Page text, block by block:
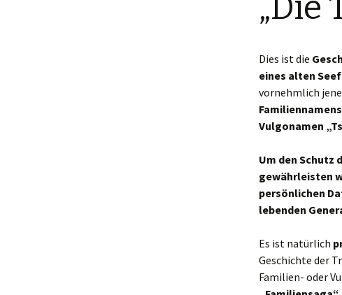
Dies ist die
eines alten
vornehmlich
Vulgonamen
Um den Schutz
gewährleisten
persönlichen
lebenden
Es ist natürlich
Geschichte der
Familien- oder